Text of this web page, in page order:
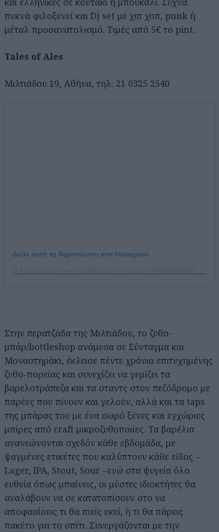
πυκνά φιλοξενεί και Dj set με χιπ χοπ, punk ή
μέταλ προσανατολισμό. Τιμές από 5€ το pint.
Tales of Ales
Μιλτιάδου 19, Αθήνα, τηλ: 21 0325 2540
Δείτε αυτή τη δημοσίευση στο Instagram.
Στην περατζάδα της Μιλτιάδου, το ζυθο-
μπάρ/bottleshop ανάμεσα σε Σύνταγμα και
Μοναστηράκι, έκλεισε πέντε χρόνια επιτυχημένης
ζυθο-πορείας και συνεχίζει να γεμίζει τα
βαρελοτράπεζα και τα σταντς στον πεζόδρομο με
παρέες που πίνουν και γελούν, αλλά και τα taps
της μπάρας του με ένα σωρό ξένες και εγχώριες
μπίρες από craft μικροζυθοποιίες. Τα βαρέλια
ανανεώνονται σχεδόν κάθε εβδομάδα, με
ψαγμένες ετικέτες που καλύπτουν κάθε είδος –
Lager, IPA, Stout, Sour –ενώ στα ψυγεία όλο
ευθεία όπως μπαίνεις, οι μύστες ιδιοκτήτες θα
αναλάβουν να σε κατατοπίσουν στο να
αποφασίσεις τι θα πιείς εκεί, ή τι θα πάρεις
πακέτο για το σπίτι. Συνεργάζονται με την